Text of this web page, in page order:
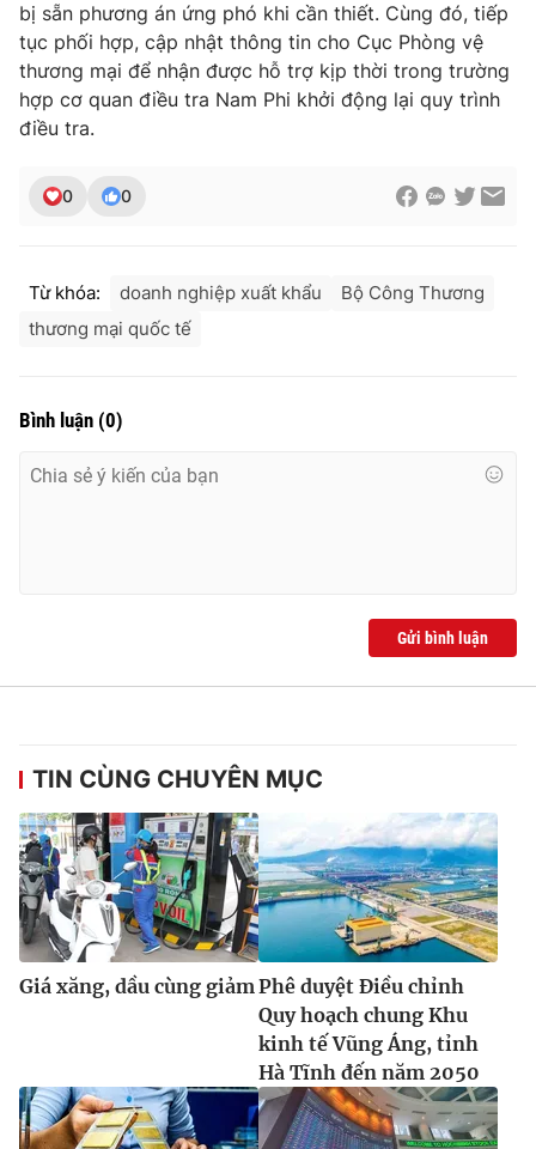
bị sẵn phương án ứng phó khi cần thiết. Cùng đó, tiếp
tục phối hợp, cập nhật thông tin cho Cục Phòng vệ
thương mại để nhận được hỗ trợ kịp thời trong trường
hợp cơ quan điều tra Nam Phi khởi động lại quy trình
điều tra.
0 0
Từ khóa: doanh nghiệp xuất khẩu
Bộ Công Thương
thương mại quốc tế
Bình luận (0)
Gửi bình luận
TIN CÙNG CHUYÊN MỤC
Giá xăng, dầu cùng giảmPhê duyệt Điều chỉnh
Quy hoạch chung Khu
kinh tế Vũng Áng, tỉnh
Hà Tĩnh đến năm 2050